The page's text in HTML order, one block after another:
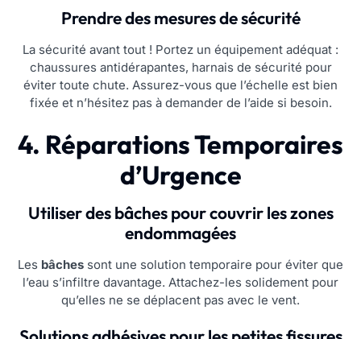
Prendre des mesures de sécurité
La sécurité avant tout ! Portez un équipement adéquat :
chaussures antidérapantes, harnais de sécurité pour
éviter toute chute. Assurez-vous que l’échelle est bien
fixée et n’hésitez pas à demander de l’aide si besoin.
4. Réparations Temporaires
d’Urgence
Utiliser des bâches pour couvrir les zones
endommagées
Les bâches sont une solution temporaire pour éviter que
l’eau s’infiltre davantage. Attachez-les solidement pour
qu’elles ne se déplacent pas avec le vent.